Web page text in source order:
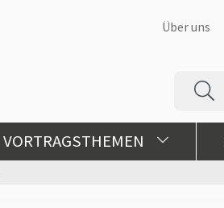
Über uns
VORTRAGSTHEMEN